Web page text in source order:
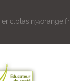
eric.blasin@orange.fr